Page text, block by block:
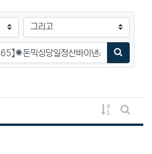
검색하기
게시물 정렬
게시판